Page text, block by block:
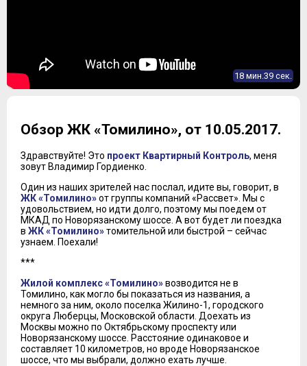
18 мин.39 сек.
Обзор ЖК «Томилино», от 10.05.2017.
Здравствуйте! Это проект Квартирный Контроль, меня
зовут Владимир Гордиенко.
Один из наших зрителей нас послал, идите вы, говорит, в
ЖК «Томилино»от группы компаний «Рассвет». Мы с
удовольствием, но идти долго, поэтому мы поедем от
МКАД по Новорязанскому шоссе. А вот будет ли поездка
в ЖК «Томилино»томительной или быстрой – сейчас
узнаем. Поехали!
***
Жилой комплекс «Томилино»возводится не в
Томилино, как могло бы показаться из названия, а
немного за ним, около поселка Жилино-1, городского
округа Люберцы, Московской области. Доехать из
Москвы можно по Октябрьскому проспекту или
Новорязанскому шоссе. Расстояние одинаковое и
составляет 10 километров, но вроде Новорязанское
шоссе, что мы выбрали, должно ехать лучше.